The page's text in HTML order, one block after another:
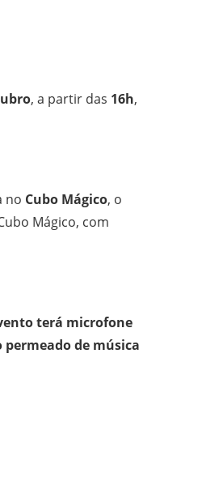
, a partir das 16h,
no Cubo Mágico, o
Mágico, com
terá microfone
de música